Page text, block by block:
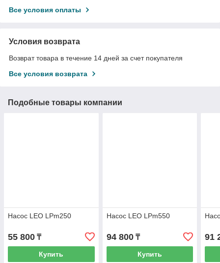
Все условия оплаты
Условия возврата
Возврат товара в течение 14 дней за счет покупателя
Все условия возврата
Подобные товары компании
Насос LEO LPm250
55 800 ₸
Купить
Насос LEO LPm550
94 800₸
Купить
91